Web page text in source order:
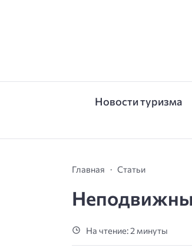
Новости туризма
Главная Статьи
На чтение: 2 минуты